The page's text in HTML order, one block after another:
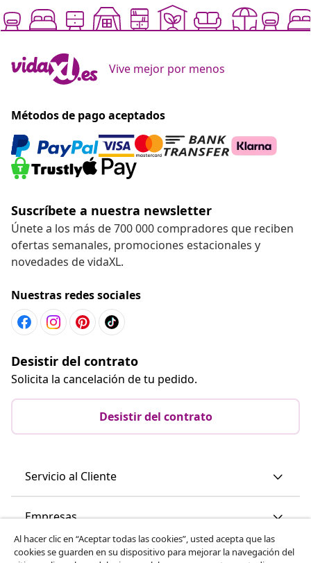
Vive mejor por menos
Métodos de pago aceptados
Suscríbete a nuestra newsletter
Únete a los más de 700 000 compradores que reciben
ofertas semanales, promociones estacionales y
novedades de vidaXL.
Nuestras redes sociales
Desistir del contrato
Solicita la cancelación de tu pedido.
Desistir del contrato
Servicio al Cliente
Empresas
vidaXL
Al hacer clic en “Aceptar todas las cookies”, usted acepta que las
cookies se guarden en su dispositivo para mejorar la navegación del